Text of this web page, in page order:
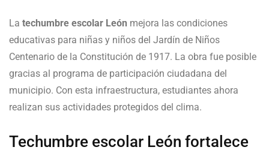
La techumbre escolar León mejora las condiciones
educativas para niñas y niños del Jardín de Niños
Centenario de la Constitución de 1917. La obra fue posible
gracias al programa de participación ciudadana del
municipio. Con esta infraestructura, estudiantes ahora
realizan sus actividades protegidos del clima.
Techumbre escolar León fortalece